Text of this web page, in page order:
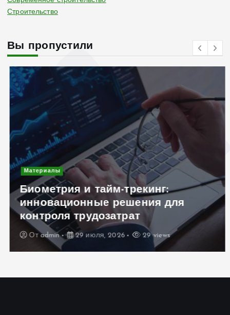
Строительство
Вы пропустили
Материалы
Биометрия и тайм-трекинг:
инновационные решения для
контроля трудозатрат
Отadmin 29 июля, 2026 29 views